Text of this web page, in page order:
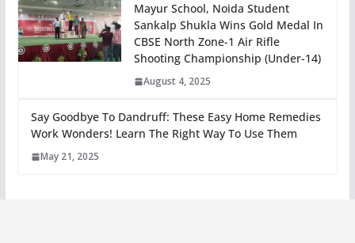
Mayur School, Noida Student
Sankalp Shukla Wins Gold Medal In
CBSE North Zone-1 Air Rifle
Shooting Championship (Under-14)
August 4, 2025
Say Goodbye To Dandruff: These Easy Home Remedies
Work Wonders! Learn The Right Way To Use Them
May 21, 2025